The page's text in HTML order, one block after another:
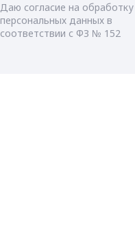
Даю согласие на обработку
персональных данных в
соответствии с ФЗ № 152